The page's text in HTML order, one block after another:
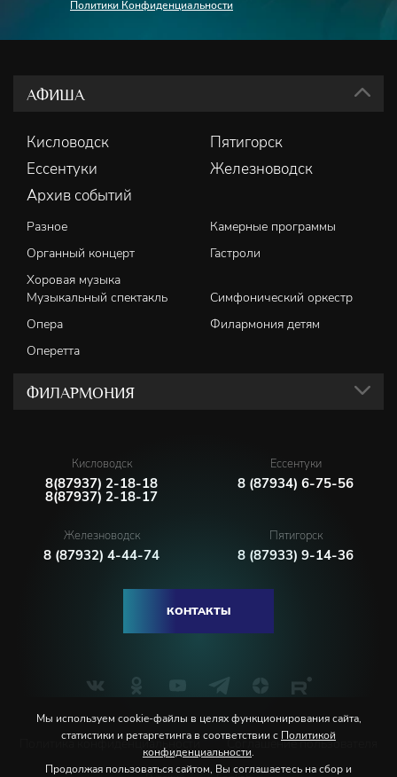
Политики Конфиденциальности
АФИША
Кисловодск
Пятигорск
Ессентуки
Железноводск
Архив событий
Разное
Камерные программы
Органный концерт
Гастроли
Хоровая музыка
Музыкальный спектакль
Симфонический оркестр
Опера
Филармония детям
Оперетта
ФИЛАРМОНИЯ
Кисловодск
8(87937) 2-18-18
8(87937) 2-18-17
Ессентуки
8 (87934) 6-75-56
Железноводск
8 (87932) 4-44-74
Пятигорск
8 (87933) 9-14-36
КОНТАКТЫ
Политика конфиденциальности Соглашение пользователя
Мы используем cookie-файлы в целях функционирования сайта,
статистики и ретаргетинга в соответствии с Политикой
конфиденциальности.
Продолжая пользоваться сайтом, Вы соглашаетесь на сбор и